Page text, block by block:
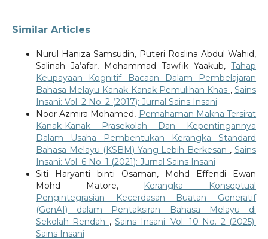
Similar Articles
Nurul Haniza Samsudin, Puteri Roslina Abdul Wahid,
Salinah Ja’afar, Mohammad Tawfik Yaakub,Tahap
Keupayaan Kognitif Bacaan Dalam Pembelajaran
Bahasa Melayu Kanak-Kanak Pemulihan Khas ,Sains
Insani: Vol. 2 No. 2 (2017): Jurnal Sains Insani
Noor Azmira Mohamed, Pemahaman Makna Tersirat
Kanak-Kanak Prasekolah Dan Kepentingannya
Dalam Usaha Pembentukan Kerangka Standard
Bahasa Melayu (KSBM) Yang Lebih Berkesan ,Sains
Insani: Vol. 6 No. 1 (2021): Jurnal Sains Insani
Siti Haryanti binti Osaman, Mohd Effendi Ewan
Mohd Matore, Kerangka Konseptual
Pengintegrasian Kecerdasan Buatan Generatif
(GenAI) dalam Pentaksiran Bahasa Melayu di
Sekolah Rendah ,Sains Insani: Vol. 10 No. 2 (2025):
Sains Insani